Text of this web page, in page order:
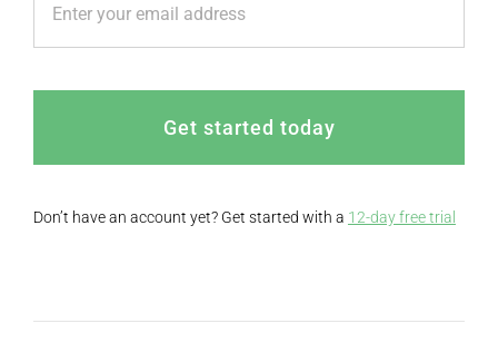
Get started today
Don’t have an account yet? Get started with a 12-day free trial